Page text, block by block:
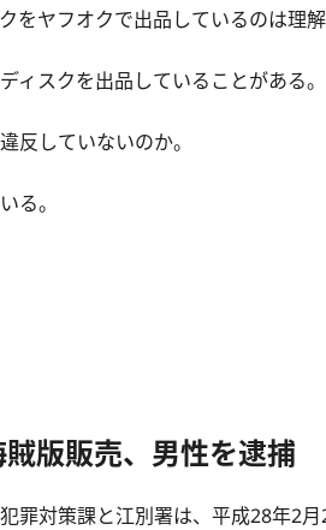
をヤフオクで出品しているのは理解
ィスクを出品していることがある。
反していないのか。
る。
版販売、男性を逮捕
罪対策課と江別署は、平成28年2